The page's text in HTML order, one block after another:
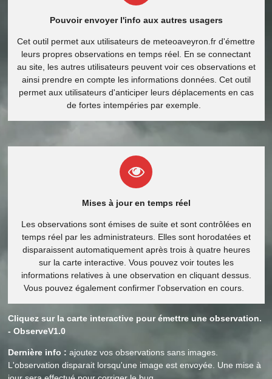
Pouvoir envoyer l'info aux autres usagers
Cet outil permet aux utilisateurs de meteoaveyron.fr d'émettre
leurs propres observations en temps réel. En se connectant
au site, les autres utilisateurs peuvent voir ces observations et
ainsi prendre en compte les informations données. Cet outil
permet aux utilisateurs d'anticiper leurs déplacements en cas
de fortes intempéries par exemple.
Mises à jour en temps réel
Les observations sont émises de suite et sont contrôlées en
temps réel par les administrateurs. Elles sont horodatées et
disparaissent automatiquement après trois à quatre heures
sur la carte interactive. Vous pouvez voir toutes les
informations relatives à une observation en cliquant dessus.
Vous pouvez également confirmer l'observation en cours.
Cliquez sur la carte interactive pour émettre une observation.
- ObserveV1.0
Dernière info : ajoutez vos observations sans images.
L'observation disparait lorsqu'une image est envoyée. Une mise à